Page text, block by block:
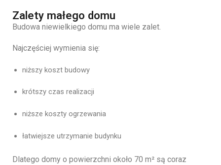
Zalety małego domu
Budowa niewielkiego domu ma wiele zalet.
Najczęściej wymienia się:
niższy koszt budowy
krótszy czas realizacji
niższe koszty ogrzewania
łatwiejsze utrzymanie budynku
Dlatego domy o powierzchni około 70 m² są coraz